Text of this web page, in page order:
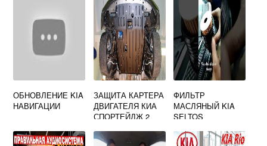
ОБНОВЛЕНИЕ KIA
НАВИГАЦИИ
ЗАЩИТА КАРТЕРА
ДВИГАТЕЛЯ КИА
СПОРТЕЙДЖ 2
ФИЛЬТР
МАСЛЯНЫЙ KIA
SELTOS